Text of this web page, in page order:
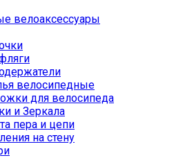
велоаксессуары
велосипедные
для велосипеда
и Зеркала
пера и цепи
на стену